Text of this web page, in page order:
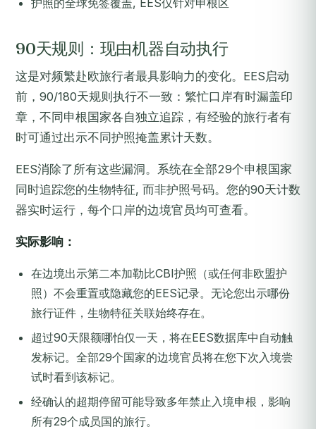
护照的全球免签覆盖, EES仅针对申根区
90天规则：现由机器自动执行
这是对频繁赴欧旅行者最具影响力的变化。EES启动
前，90/180天规则执行不一致：繁忙口岸有时漏盖印
章，不同申根国家各自独立追踪，有经验的旅行者有
时可通过出示不同护照掩盖累计天数。
EES消除了所有这些漏洞。系统在全部29个申根国家
同时追踪您的生物特征, 而非护照号码。您的90天计数
器实时运行，每个口岸的边境官员均可查看。
实际影响：
在边境出示第二本加勒比CBI护照（或任何非欧盟护
照）不会重置或隐藏您的EES记录。无论您出示哪份
旅行证件，生物特征关联始终存在。
超过90天限额哪怕仅一天，将在EES数据库中自动触
发标记。全部29个国家的边境官员将在您下次入境尝
试时看到该标记。
经确认的超期停留可能导致多年禁止入境申根，影响
所有29个成员国的旅行。